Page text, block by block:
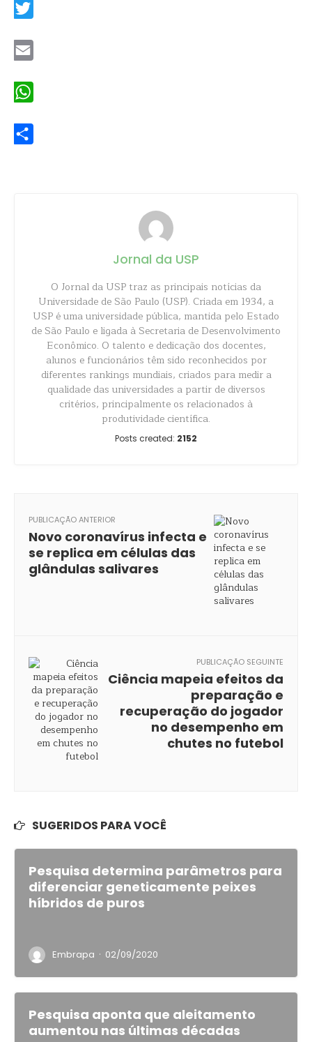
Jornal da USP
O Jornal da USP traz as principais notícias da
Universidade de São Paulo (USP). Criada em 1934, a
USP é uma universidade pública, mantida pelo Estado
de São Paulo e ligada à Secretaria de Desenvolvimento
Econômico. O talento e dedicação dos docentes,
alunos e funcionários têm sido reconhecidos por
diferentes rankings mundiais, criados para medir a
qualidade das universidades a partir de diversos
critérios, principalmente os relacionados à
produtividade científica.
Posts created: 2152
PUBLICAÇÃO ANTERIOR
Novo coronavírus infecta e
se replica em células das
glândulas salivares
PUBLICAÇÃO SEGUINTE
Ciência mapeia efeitos da
preparação e
recuperação do jogador
no desempenho em
chutes no futebol
SUGERIDOS PARA VOCÊ
Pesquisa determina parâmetros para
diferenciar geneticamente peixes
híbridos de puros
Embrapa · 02/09/2020
Pesquisa aponta que aleitamento
aumentou nas últimas décadas